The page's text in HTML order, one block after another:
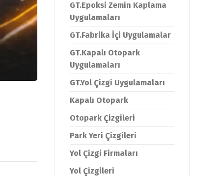
GT.Epoksi Zemin Kaplama
Uygulamaları
GT.Fabrika İçi Uygulamalar
GT.Kapalı Otopark
Uygulamaları
GT.Yol Çizgi Uygulamaları
Kapalı Otopark
Otopark Çizgileri
Park Yeri Çizgileri
Yol Çizgi Firmaları
Yol Çizgileri